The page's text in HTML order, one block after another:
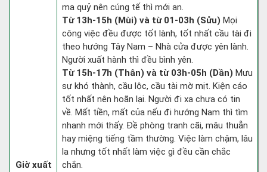
Giờ xuất
ma quỷ nên cúng tế thì mới an.
Từ 13h-15h (Mùi) và từ 01-03h (Sửu) Mọi
công việc đều được tốt lành, tốt nhất cầu tài đi
theo hướng Tây Nam – Nhà cửa được yên lành.
Người xuất hành thì đều bình yên.
Từ 15h-17h (Thân) và từ 03h-05h (Dần) Mưu
sự khó thành, cầu lộc, cầu tài mờ mịt. Kiện cáo
tốt nhất nên hoãn lại. Người đi xa chưa có tin
về. Mất tiền, mất của nếu đi hướng Nam thì tìm
nhanh mới thấy. Đề phòng tranh cãi, mâu thuẫn
hay miệng tiếng tầm thường. Việc làm chậm, lâu
la nhưng tốt nhất làm việc gì đều cần chắc
chắn.